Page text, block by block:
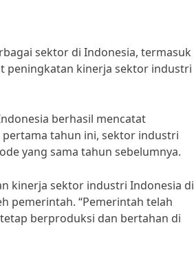
sektor di Indonesia, termasuk
peningkatan kinerja sektor industri
berhasil mencatat
tahun ini, sektor industri
yang sama tahun sebelumnya.
kinerja sektor industri Indonesia di
pemerintah. “Pemerintah telah
berproduksi dan bertahan di